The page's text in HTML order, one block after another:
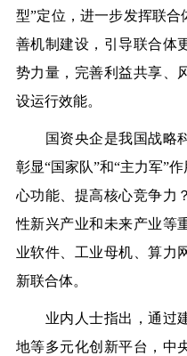
型”定位，进一步发挥联
善机制建设，引导联合体
势力量，完善利益共享、
设运行效能。
国资央企是我国战略科
彰显“国家队”和“主力军”
心功能、提高核心竞争力
性新兴产业和未来产业等
业软件、工业母机、算力
新联合体。
业内人士指出，通过建
地等多元化创新平台，中